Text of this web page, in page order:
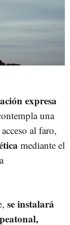
expresa
una
al faro,
mediante el
se instalará